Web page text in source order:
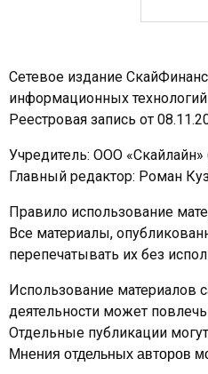
Сетевое издание
информационных
Реестровая запись от
Учредитель: ООО
Главный редактор: Роман
Правило использование
Все материалы,
перепечатывать их без
Использование материалов
деятельности может
Отдельные публикации
Мнения отдельных авторов